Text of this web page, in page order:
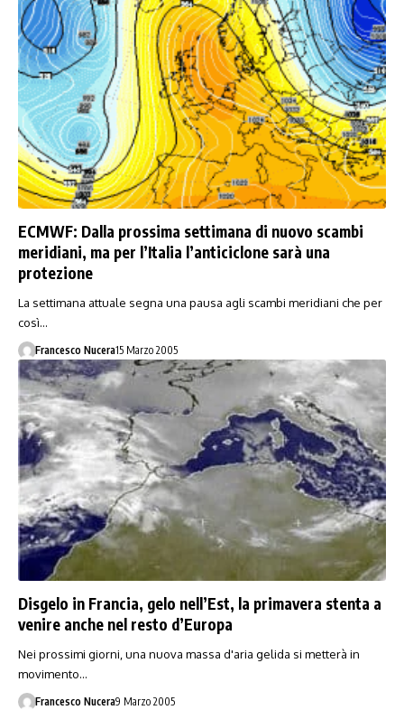
ECMWF: Dalla prossima settimana di nuovo scambi
meridiani, ma per l’Italia l’anticiclone sarà una
protezione
La settimana attuale segna una pausa agli scambi meridiani che per
così…
Francesco Nucera15 Marzo 2005
Disgelo in Francia, gelo nell’Est, la primavera stenta a
venire anche nel resto d’Europa
Nei prossimi giorni, una nuova massa d'aria gelida si metterà in
movimento…
Francesco Nucera9 Marzo 2005